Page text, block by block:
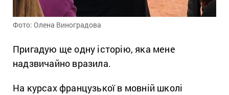
Фото: Олена Виноградова
Пригадую ще одну історію, яка мене
надзвичайно вразила.
На курсах французької в мовній школі